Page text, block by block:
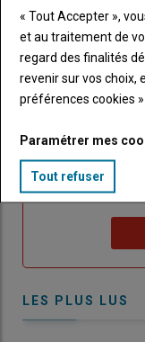
compte"
mot
de
passe"
"Je
me
connecte"
Sous-
Body
compte
LES PLUS LUS
« Tout Accepter »,
et au traitement de
regard des finalités
revenir sur vos choix,
préférences cookies
Paramétrer mes
Tout refuser